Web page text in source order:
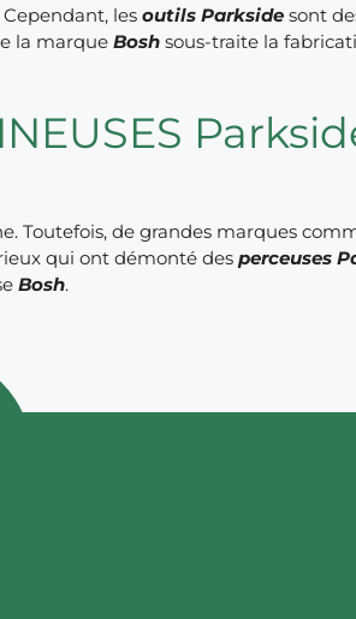
Cependant, lesoutils Parkside sont
la marqueBosh sous-traite la
Toutefois, de grandes marques
qui ont démonté desperceuses
Bosh.